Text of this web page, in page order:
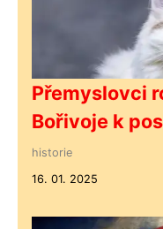
Přemyslovci
Bořivoje k
historie
16. 01. 2025